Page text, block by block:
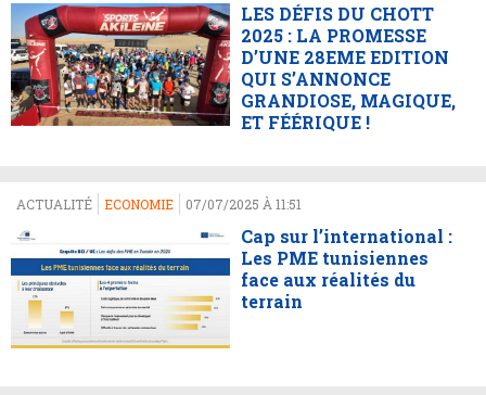
LES DÉFIS DU CHOTT
2025 : LA PROMESSE
D’UNE 28EME EDITION
QUI S’ANNONCE
GRANDIOSE, MAGIQUE,
ET FÉÉRIQUE !
ACTUALITÉ ECONOMIE 07/07/2025 À 11:51
Cap sur l’international :
Les PME tunisiennes
face aux réalités du
terrain